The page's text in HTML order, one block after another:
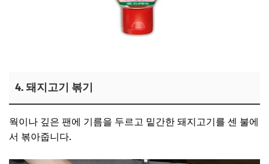
4. 돼지고기 볶기
웍이나 깊은 팬에 기름을 두르고 밑간한 돼지고기를 센 불에
서 볶아줍니다.